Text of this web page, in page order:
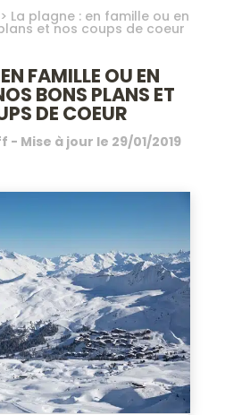
> La plagne : en famille ou en
et nos coups de coeur
FAMILLE OU EN
BONS PLANS ET
DE COEUR
- Mise à jour le 29/01/2019